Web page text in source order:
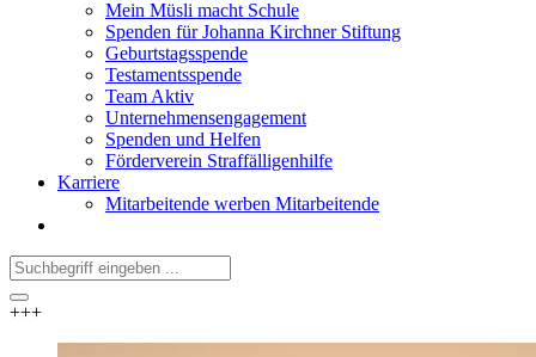
Mein Müsli macht Schule
Spenden für Johanna Kirchner Stiftung
Geburtstagsspende
Testamentsspende
Team Aktiv
Unternehmensengagement
Spenden und Helfen
Förderverein Straffälligenhilfe
Karriere
Mitarbeitende werben Mitarbeitende
+++